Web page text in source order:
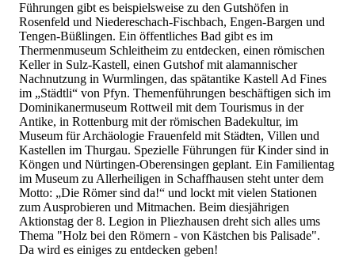
Führungen gibt es beispielsweise zu den Gutshöfen in
Rosenfeld und Niedereschach-Fischbach, Engen-Bargen und
Tengen-Büßlingen. Ein öffentliches Bad gibt es im
Thermenmuseum Schleitheim zu entdecken, einen römischen
Keller in Sulz-Kastell, einen Gutshof mit alamannischer
Nachnutzung in Wurmlingen, das spätantike Kastell Ad Fines
im „Städtli“ von Pfyn. Themenführungen beschäftigen sich im
Dominikanermuseum Rottweil mit dem Tourismus in der
Antike, in Rottenburg mit der römischen Badekultur, im
Museum für Archäologie Frauenfeld mit Städten, Villen und
Kastellen im Thurgau. Spezielle Führungen für Kinder sind in
Köngen und Nürtingen-Oberensingen geplant. Ein Familientag
im Museum zu Allerheiligen in Schaffhausen steht unter dem
Motto: „Die Römer sind da!“ und lockt mit vielen Stationen
zum Ausprobieren und Mitmachen. Beim diesjährigen
Aktionstag der 8. Legion in Pliezhausen dreht sich alles ums
Thema "Holz bei den Römern - von Kästchen bis Palisade".
Da wird es einiges zu entdecken geben!